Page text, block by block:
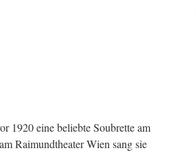
1920 eine beliebte Soubrette am
Raimundtheater Wien sang sie